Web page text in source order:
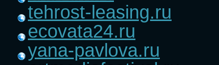
tehrost-leasing.ru
ecovata24.ru
yana-pavlova.ru